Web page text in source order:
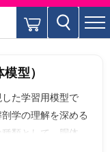
型）
た学習用模型で
学の理解を深める
類として、胴体中